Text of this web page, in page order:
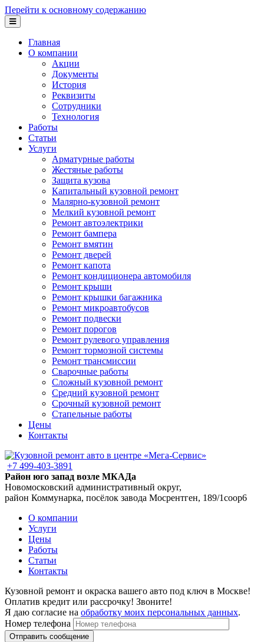
Перейти к основному содержанию
Главная
О компании
Акции
Документы
История
Реквизиты
Сотрудники
Технология
Работы
Статьи
Услуги
Арматурные работы
Жестяные работы
Защита кузова
Капитальный кузовной ремонт
Малярно-кузовной ремонт
Мелкий кузовной ремонт
Ремонт автоэлектрики
Ремонт бампера
Ремонт вмятин
Ремонт дверей
Ремонт капота
Ремонт кондиционера автомобиля
Ремонт крыши
Ремонт крышки багажника
Ремонт микроавтобусов
Ремонт подвески
Ремонт порогов
Ремонт рулевого управления
Ремонт тормозной системы
Ремонт трансмиссии
Сварочные работы
Сложный кузовной ремонт
Средний кузовной ремонт
Срочный кузовной ремонт
Стапельные работы
Цены
Контакты
+7 499-403-3891
Район юго запад возле МКАДа
Новомосковский административный округ,
район Коммунарка, посёлок завода Мосрентген, 189/1соор6
О компании
Услуги
Цены
Работы
Статьи
Контакты
Кузовной ремонт и окраска вашего авто под ключ в Москве!
Оплатив кредит или рассрочку! Звоните!
Я даю согласие на обработку моих персональных данных.
Номер телефона